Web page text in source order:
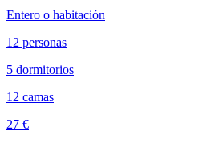
Entero o habitación
12 personas
5 dormitorios
12 camas
27 €